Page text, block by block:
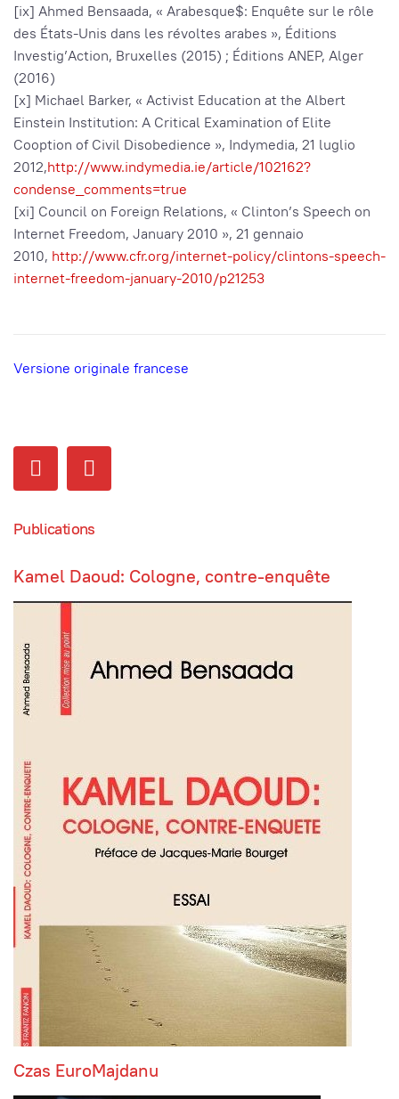
[ix] Ahmed Bensaada, « Arabesque$: Enquête sur le rôle
des États-Unis dans les révoltes arabes », Éditions
Investig’Action, Bruxelles (2015) ; Éditions ANEP, Alger
(2016)
[x] Michael Barker, « Activist Education at the Albert
Einstein Institution: A Critical Examination of Elite
Cooption of Civil Disobedience », Indymedia, 21 luglio
2012,http://www.indymedia.ie/article/102162?
condense_comments=true
[xi] Council on Foreign Relations, « Clinton’s Speech on
Internet Freedom, January 2010 », 21 gennaio
2010, http://www.cfr.org/internet-policy/clintons-speech-
internet-freedom-january-2010/p21253
Versione originale francese
Publications
Kamel Daoud: Cologne, contre-enquête
Czas EuroMajdanu